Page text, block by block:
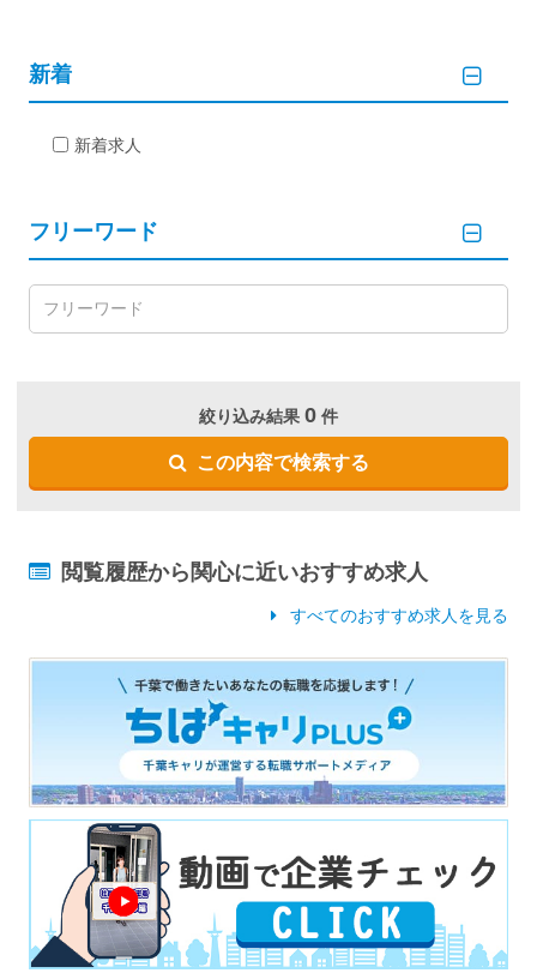
新着
新着求人
フリーワード
絞り込み結果 0 件
この内容で検索する
閲覧履歴から関心に近いおすすめ求人
すべてのおすすめ求人を見る